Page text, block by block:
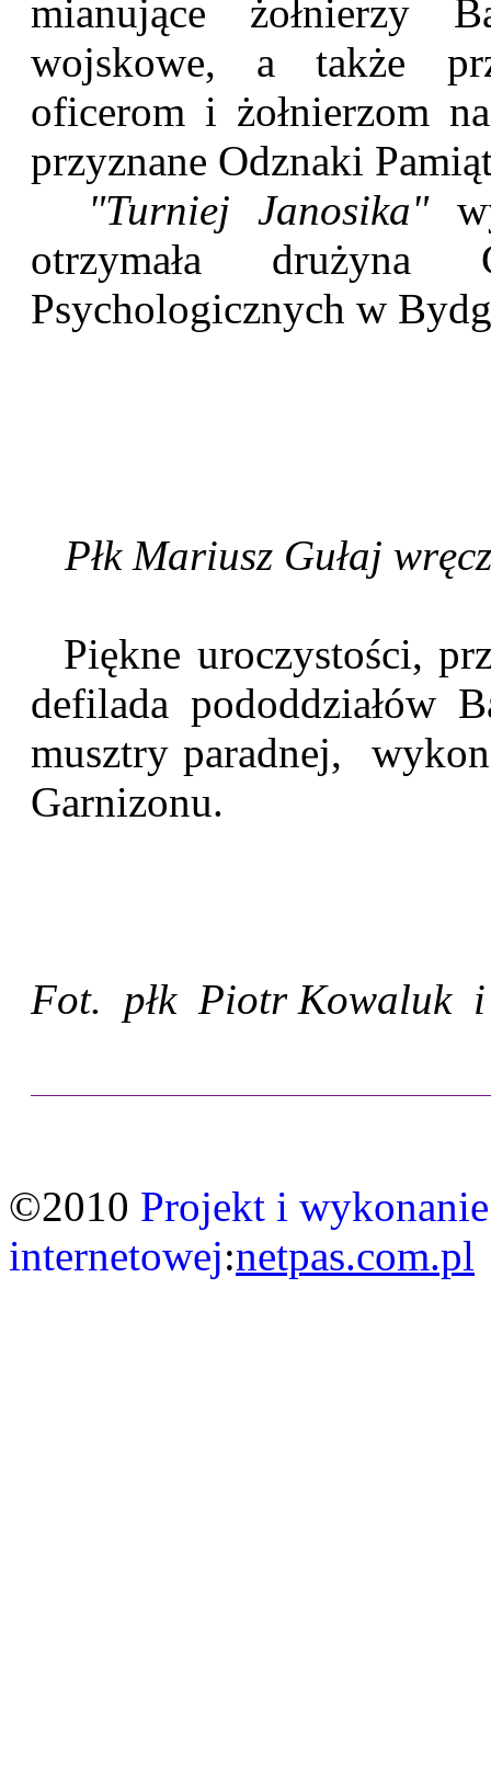
mianujące żołnierzy
wojskowe, a także
oficerom i żołnierzom
przyznane Odznaki
"Turniej Janosika"
otrzymała drużyna
Psychologicznych w
Płk Mariusz Gułaj
Piękne uroczystości,
defilada pododdziałów
musztry paradnej,
Garnizonu.
Fot. płk Piotr Kowaluk i
©2010 Projekt i
internetowej:netpas.com.pl